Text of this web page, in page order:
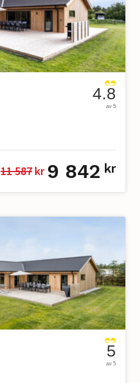
4.8
av 5
11 587 kr 9 842 kr
5
av 5